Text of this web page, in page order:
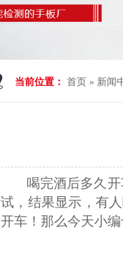
当前位置： 首页 » 新闻
喝完酒后多久
试，结果显示，有
开车！那么今天小